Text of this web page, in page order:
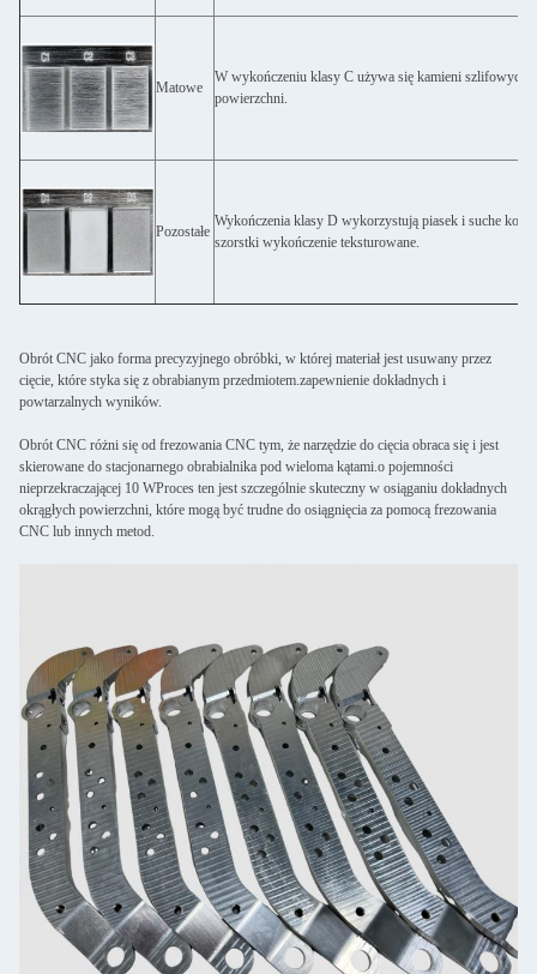
Matowe
W wykończeniu klasy C używa się kamieni szlifowych
powierzchni.
Pozostałe
Wykończenia klasy D wykorzystują piasek i suche
szorstki wykończenie teksturowane.
Obrót CNC jako forma precyzyjnego obróbki, w której materiał jest usuwany przez
cięcie, które styka się z obrabianym przedmiotem.zapewnienie dokładnych i
powtarzalnych wyników.
Obrót CNC różni się od frezowania CNC tym, że narzędzie do cięcia obraca się i jest
skierowane do stacjonarnego obrabialnika pod wieloma kątami.o pojemności
nieprzekraczającej 10 WProces ten jest szczególnie skuteczny w osiąganiu dokładnych
okrągłych powierzchni, które mogą być trudne do osiągnięcia za pomocą frezowania
CNC lub innych metod.